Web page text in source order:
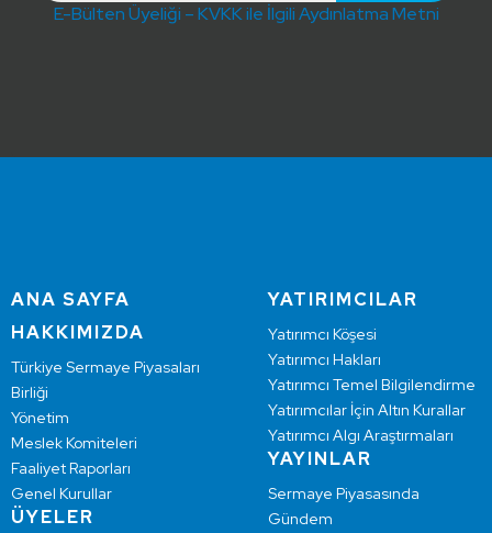
E-Bülten Üyeliği – KVKK ile İlgili Aydınlatma Metni
ANA SAYFA
HAKKIMIZDA
Türkiye Sermaye Piyasaları
Birliği
Yönetim
Meslek Komiteleri
Faaliyet Raporları
Genel Kurullar
ÜYELER
YATIRIMCILAR
Yatırımcı Köşesi
Yatırımcı Hakları
Yatırımcı Temel Bilgilendirme
Yatırımcılar İçin Altın Kurallar
Yatırımcı Algı Araştırmaları
YAYINLAR
Sermaye Piyasasında
Gündem